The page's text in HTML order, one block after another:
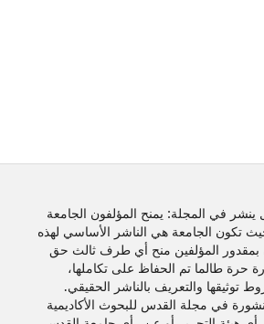
في المجلة: يمنح المؤلفون الجامعة
تكون الجامعة هي الناشر الأساسي لهذه
بمقدور المؤلفين منح أي طرف ثالث حق
حرة طالما تم الحفاظ على تكاملها،
توثيقها والتعريف بالناشر الحقيقي.
في مجلة القدس للبحوث الأكاديمية